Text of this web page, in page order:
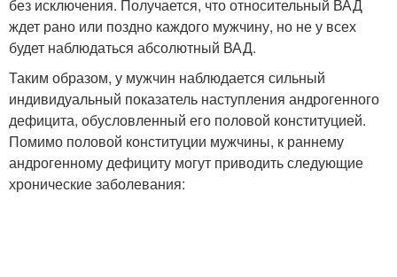
без исключения. Получается, что относительный ВАД
ждет рано или поздно каждого мужчину, но не у всех
будет наблюдаться абсолютный ВАД.
Таким образом, у мужчин наблюдается сильный
индивидуальный показатель наступления андрогенного
дефицита, обусловленный его половой конституцией.
Помимо половой конституции мужчины, к раннему
андрогенному дефициту могут приводить следующие
хронические заболевания: